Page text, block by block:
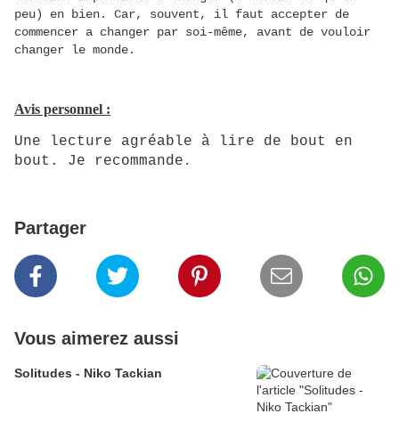
peu) en bien. Car, souvent, il faut accepter de
commencer a changer par soi-même, avant de vouloir
changer le monde.
Avis personnel :
Une lecture agréable à lire de bout en
bout. Je recommande .
Partager
Vous aimerez aussi
Solitudes - Niko Tackian